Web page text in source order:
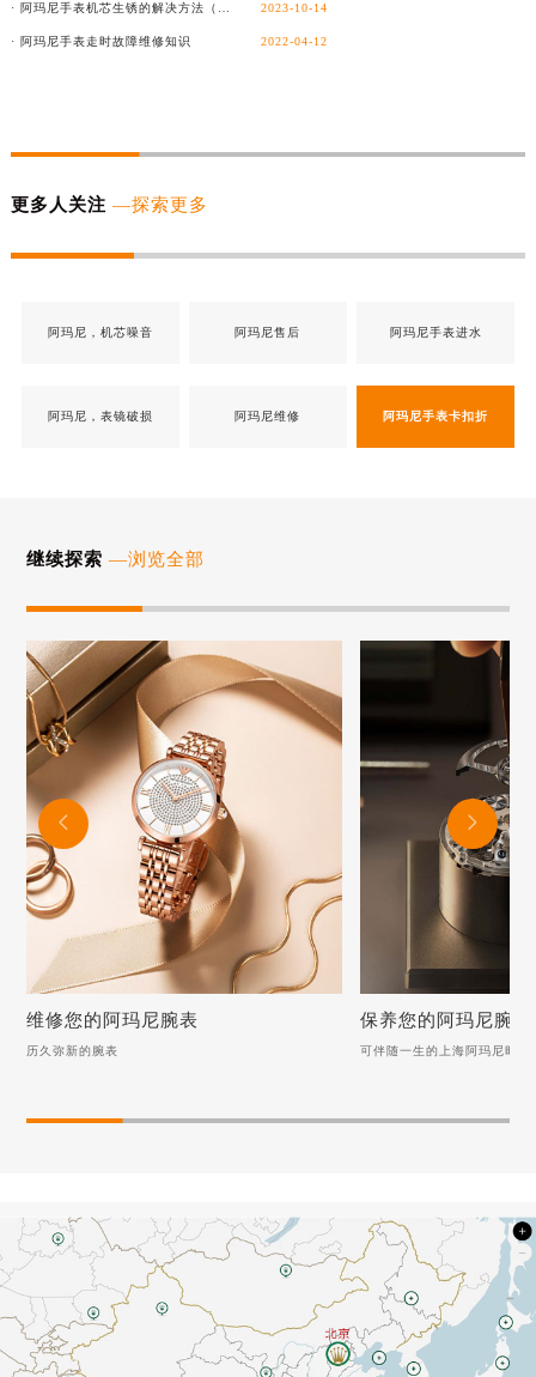
· 阿玛尼手表机芯生锈的解决方法（怎样解决阿玛尼手表机芯生锈的问题） 2023-10-14
· 阿玛尼手表走时故障维修知识 2022-04-12
更多人关注 —探索更多
阿玛尼，机芯噪音 阿玛尼售后 阿玛尼手表进水
阿玛尼，表镜破损 阿玛尼维修 阿玛尼手表卡扣折
继续探索 —浏览全部
历久弥新的腕表
阿玛尼手表表蒙上有雾气的快速解决方法
阿玛尼手表进灰生锈如何处理？（手表维修）
维修您的阿玛尼腕表
历久弥新的腕表
预防阿玛尼手表手表圈口
阿玛尼陶瓷表表盘材质是
保养您的阿玛尼腕表
可伴随一生的上海阿玛尼时计

